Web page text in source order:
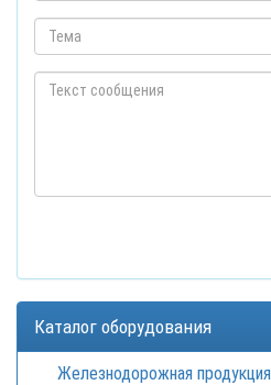
Каталог оборудования
Железнодорожная продукция